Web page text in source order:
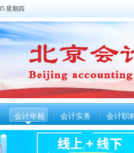
星期四
会计年检 会计实务 会计职